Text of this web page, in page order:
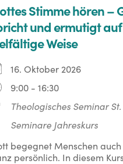
Stimme hören –
und ermutigt auf
Weise
16. Oktober 2026
9:00 - 16:30
Theologisches Seminar
Seminare Jahreskurs
begegnet Menschen
persönlich. In diesem